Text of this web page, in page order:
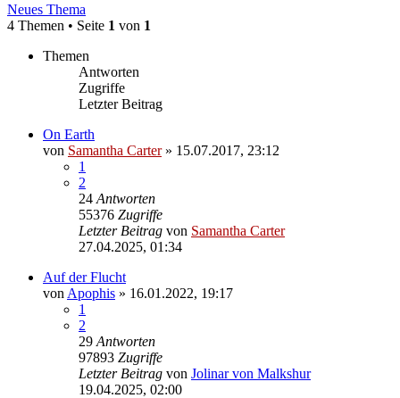
Neues Thema
4 Themen • Seite 1 von 1
Themen
Antworten
Zugriffe
Letzter Beitrag
On Earth
von Samantha Carter» 15.07.2017, 23:12
1
2
24 Antworten
55376 Zugriffe
Letzter Beitrag von Samantha Carter
27.04.2025, 01:34
Auf der Flucht
von Apophis » 16.01.2022, 19:17
1
2
29 Antworten
97893 Zugriffe
Letzter Beitrag von Jolinar von Malkshur
19.04.2025, 02:00